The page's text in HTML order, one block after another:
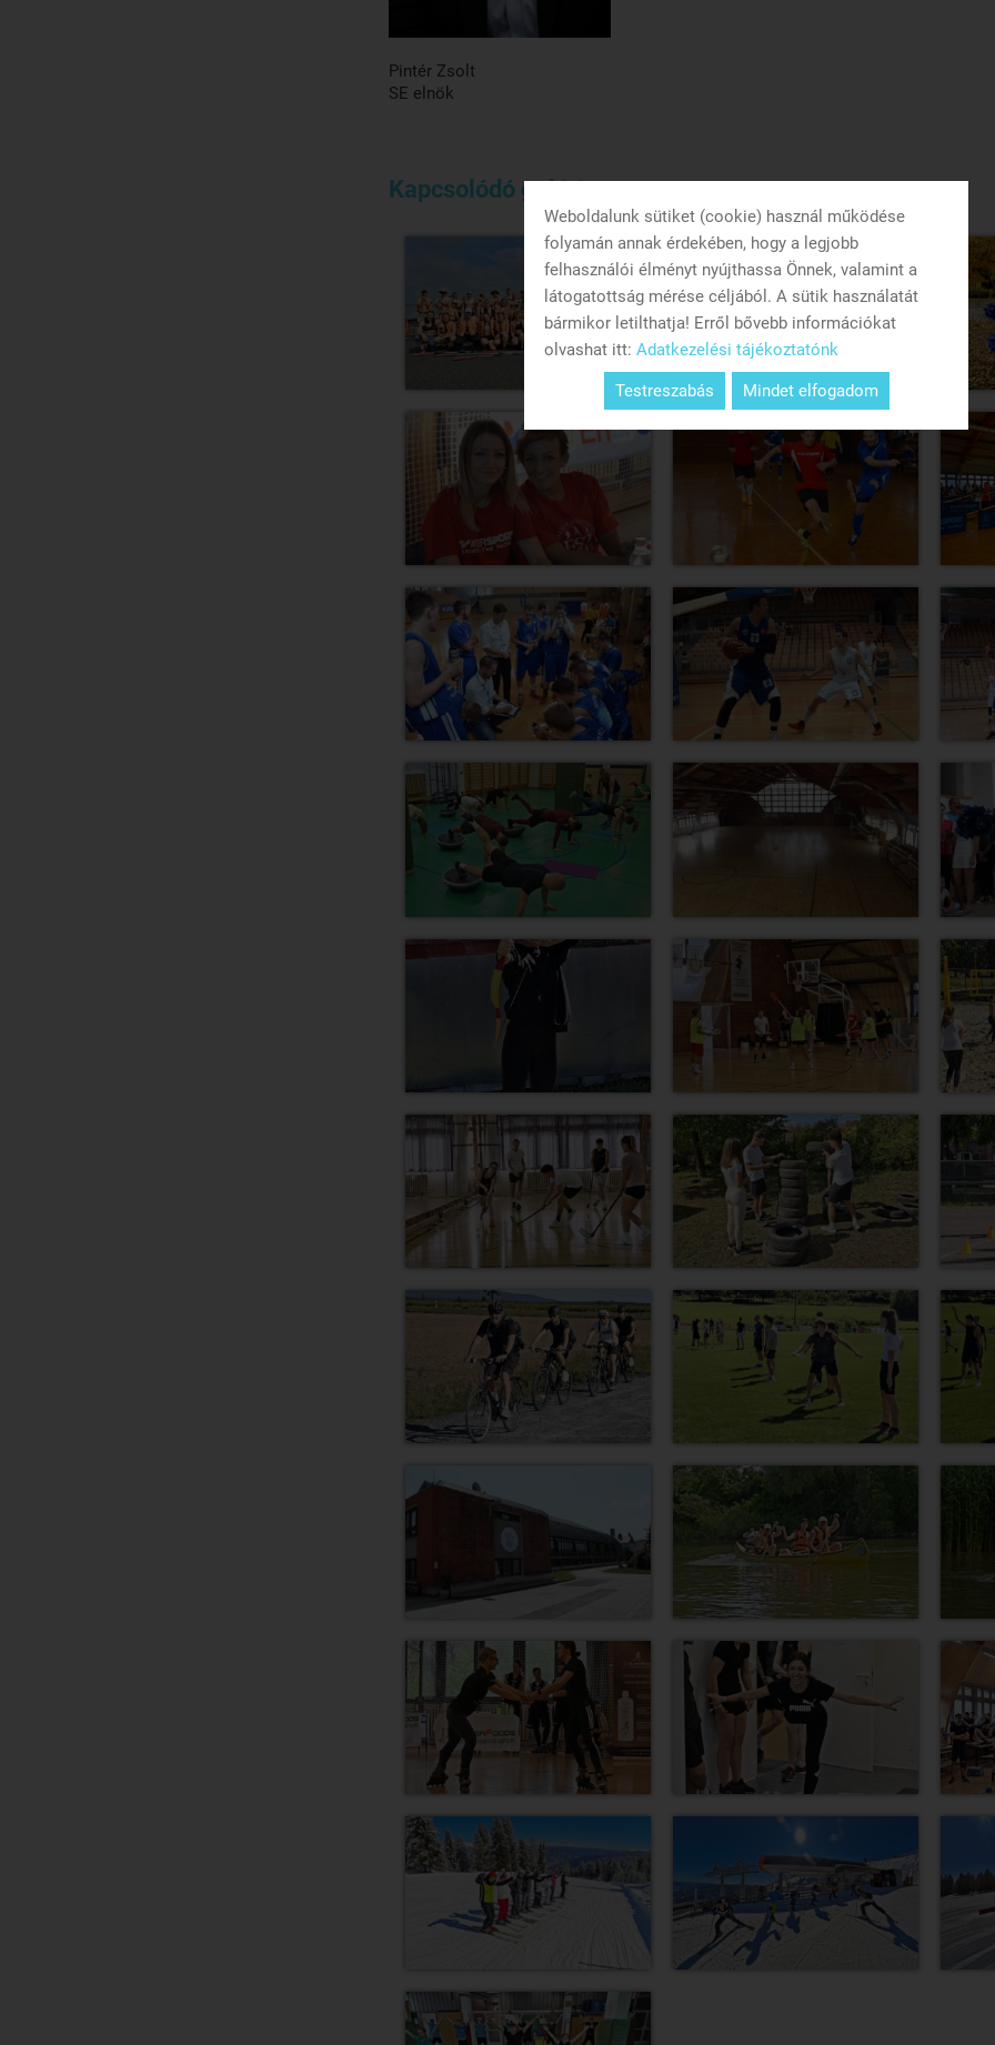
Pintér Zsolt
SE elnök
Kapcsolódó galéria
Mindet elfogadom
Testreszabás
Weboldalunk sütiket (cookie) használ működése
folyamán annak érdekében, hogy a legjobb
felhasználói élményt nyújthassa Önnek, valamint a
látogatottság mérése céljából. A sütik használatát
bármikor letilthatja! Erről bővebb információkat
olvashat itt: Adatkezelési tájékoztatónk